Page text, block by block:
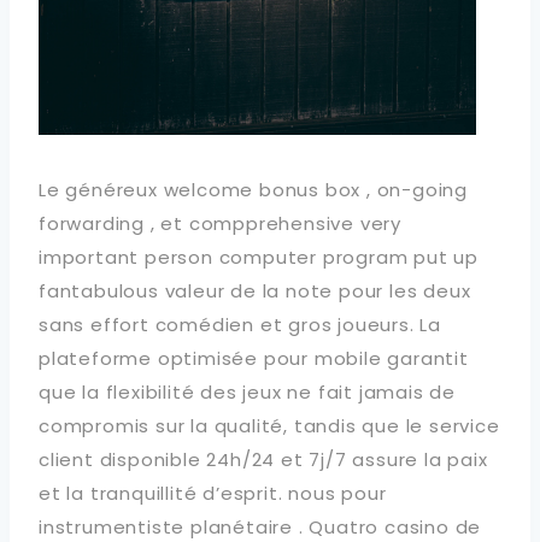
Le généreux welcome bonus box , on-going
forwarding , et compprehensive very
important person computer program put up
fantabulous valeur de la note pour les deux
sans effort comédien et gros joueurs. La
plateforme optimisée pour mobile garantit
que la flexibilité des jeux ne fait jamais de
compromis sur la qualité, tandis que le service
client disponible 24h/24 et 7j/7 assure la paix
et la tranquillité d’esprit. nous pour
instrumentiste planétaire . Quatro casino de